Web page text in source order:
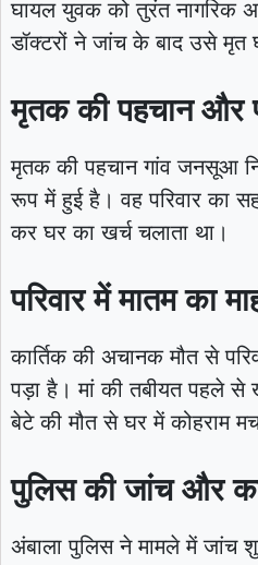
घायल युवक को तुरंत नागरिक
डॉक्टरों ने जांच के बाद उसे मृत
मृतक की पहचान और
मृतक की पहचान गांव जनसूआ
रूप में हुई है। वह परिवार का
कर घर का खर्च चलाता था।
परिवार में मातम का
कार्तिक की अचानक मौत से
पड़ा है। मां की तबीयत पहले से
बेटे की मौत से घर में कोहराम
पुलिस की जांच और
अंबाला पुलिस ने मामले में